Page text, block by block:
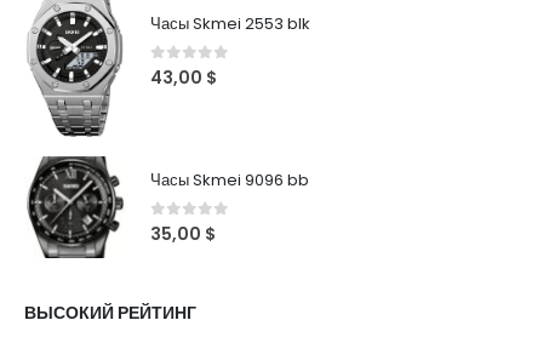
Часы Skmei 2553 blk
0 out of 5
43,00 $
Часы Skmei 9096 bb
0out of 5
35,00 $
ВЫСОКИЙ РЕЙТИНГ